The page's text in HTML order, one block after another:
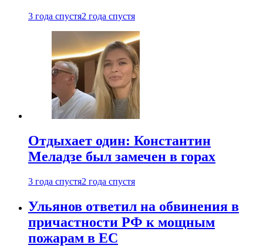
3 года спустя2 года спустя
Отдыхает один: Константин
Меладзе был замечен в горах
3 года спустя2 года спустя
Ульянов ответил на обвинения в
причастности РФ к мощным
пожарам в ЕС